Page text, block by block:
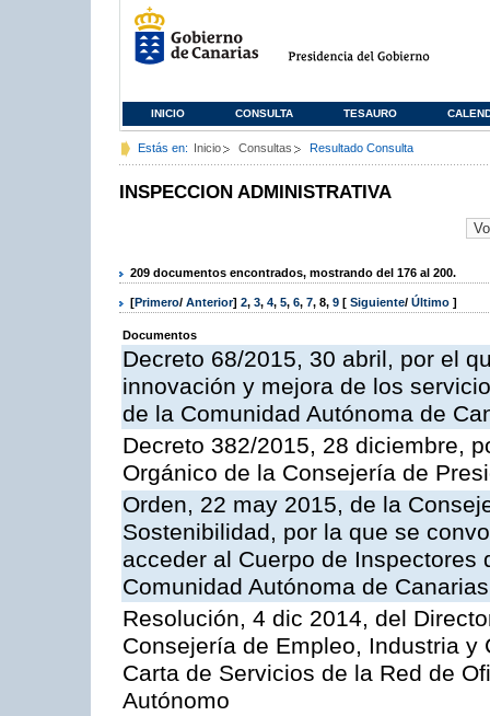
INICIO CONSULTA TESAURO
Estás en: Inicio Consultas Resultado Consulta
INSPECCION ADMINISTRATIVA
209 documentos encontrados, mostrando del 176 al 200.
[Primero/ Anterior] 2, 3, 4, 5, 6, 7, 8, 9 [ Siguiente/ Último ]
Documentos
Decreto 68/2015, 30 abril, por el
innovación y mejora de los
de la Comunidad Autónoma de
Decreto 382/2015, 28 diciembre,
Orgánico de la Consejería de
Orden, 22 may 2015, de la
Sostenibilidad, por la que se
acceder al Cuerpo de
Comunidad Autónoma de Canarias
Resolución, 4 dic 2014, del
Consejería de Empleo, Industria
Carta de Servicios de la Red de
Autónomo